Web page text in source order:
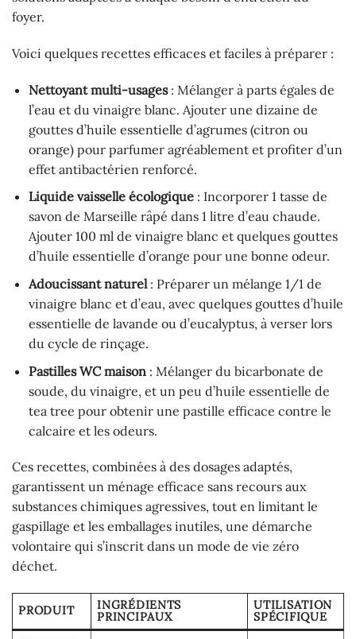
foyer.
Voici quelques recettes efficaces et faciles à préparer :
Nettoyant multi-usages: Mélanger à parts égales de
l’eau et du vinaigre blanc. Ajouter une dizaine de
gouttes d’huile essentielle d’agrumes (citron ou
orange) pour parfumer agréablement et profiter d’un
effet antibactérien renforcé.
Liquide vaisselle écologique: Incorporer 1 tasse de
savon de Marseille râpé dans 1 litre d’eau chaude.
Ajouter 100 ml de vinaigre blanc et quelques gouttes
d’huile essentielle d’orange pour une bonne odeur.
Adoucissant naturel: Préparer un mélange 1/1 de
vinaigre blanc et d’eau, avec quelques gouttes d’huile
essentielle de lavande ou d’eucalyptus, à verser lors
du cycle de rinçage.
Pastilles WC maison: Mélanger du bicarbonate de
soude, du vinaigre, et un peu d’huile essentielle de
tea tree pour obtenir une pastille efficace contre le
calcaire et les odeurs.
Ces recettes, combinées à des dosages adaptés,
garantissent un ménage efficace sans recours aux
substances chimiques agressives, tout en limitant le
gaspillage et les emballages inutiles, une démarche
volontaire qui s’inscrit dans un mode de vie zéro
déchet.
PRODUIT
INGRÉDIENTS
PRINCIPAUX
UTILISATION
SPÉCIFIQUE